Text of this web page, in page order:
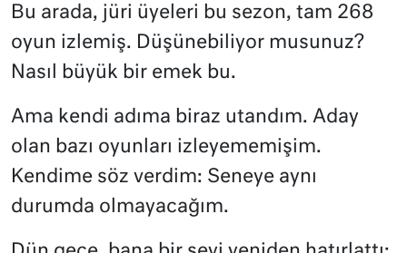
Bu arada, jüri üyeleri bu sezon, tam 268
oyun izlemiş. Düşünebiliyor musunuz?
Nasıl büyük bir emek bu.
Ama kendi adıma biraz utandım. Aday
olan bazı oyunları izleyememişim.
Kendime söz verdim: Seneye aynı
durumda olmayacağım.